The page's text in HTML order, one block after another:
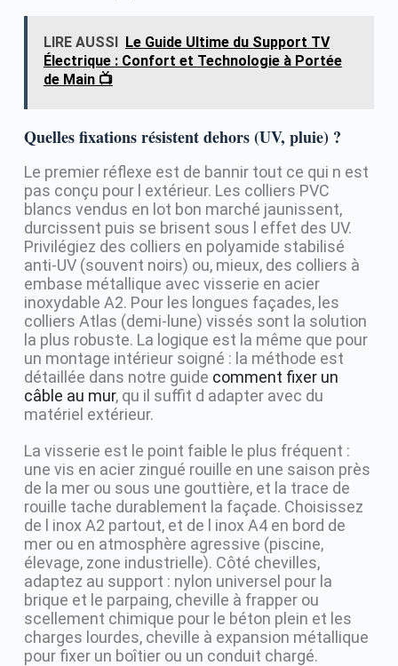
LIRE AUSSI
Le Guide Ultime du Support TV
Électrique : Confort et Technologie à Portée
de Main 📺
Quelles fixations résistent dehors (UV, pluie) ?
Le premier réflexe est de bannir tout ce qui n est
pas conçu pour l extérieur. Les colliers PVC
blancs vendus en lot bon marché jaunissent,
durcissent puis se brisent sous l effet des UV.
Privilégiez des colliers en polyamide stabilisé
anti-UV (souvent noirs) ou, mieux, des colliers à
embase métallique avec visserie en acier
inoxydable A2. Pour les longues façades, les
colliers Atlas (demi-lune) vissés sont la solution
la plus robuste. La logique est la même que pour
un montage intérieur soigné : la méthode est
détaillée dans notre guide comment fixer un
câble au mur, qu il suffit d adapter avec du
matériel extérieur.
La visserie est le point faible le plus fréquent :
une vis en acier zingué rouille en une saison près
de la mer ou sous une gouttière, et la trace de
rouille tache durablement la façade. Choisissez
de l inox A2 partout, et de l inox A4 en bord de
mer ou en atmosphère agressive (piscine,
élevage, zone industrielle). Côté chevilles,
adaptez au support : nylon universel pour la
brique et le parpaing, cheville à frapper ou
scellement chimique pour le béton plein et les
charges lourdes, cheville à expansion métallique
pour fixer un boîtier ou un conduit chargé.